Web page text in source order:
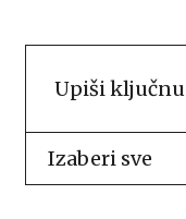
Izaberi sve